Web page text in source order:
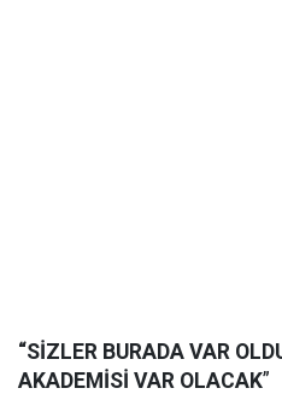
“SİZLER BURADA VAR
AKADEMİSİ VAR OLACAK”